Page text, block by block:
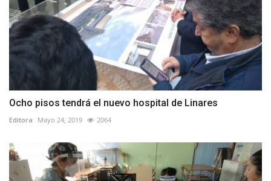
Ocho pisos tendrá el nuevo hospital de Linares
Editora Mayo 24, 2019 2064